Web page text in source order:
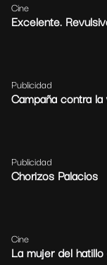
Cine
Excelente.
Publicidad
Campaña contra
Publicidad
Chorizos Palacios
Cine
La mujer del